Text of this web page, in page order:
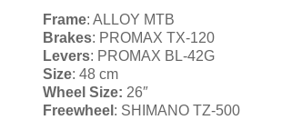
Frame: ALLOY MTB
Brakes: PROMAX TX-120
Levers: PROMAX BL-42G
Size: 48 cm
Wheel Size: 26″
Freewheel : SHIMANO TZ-500